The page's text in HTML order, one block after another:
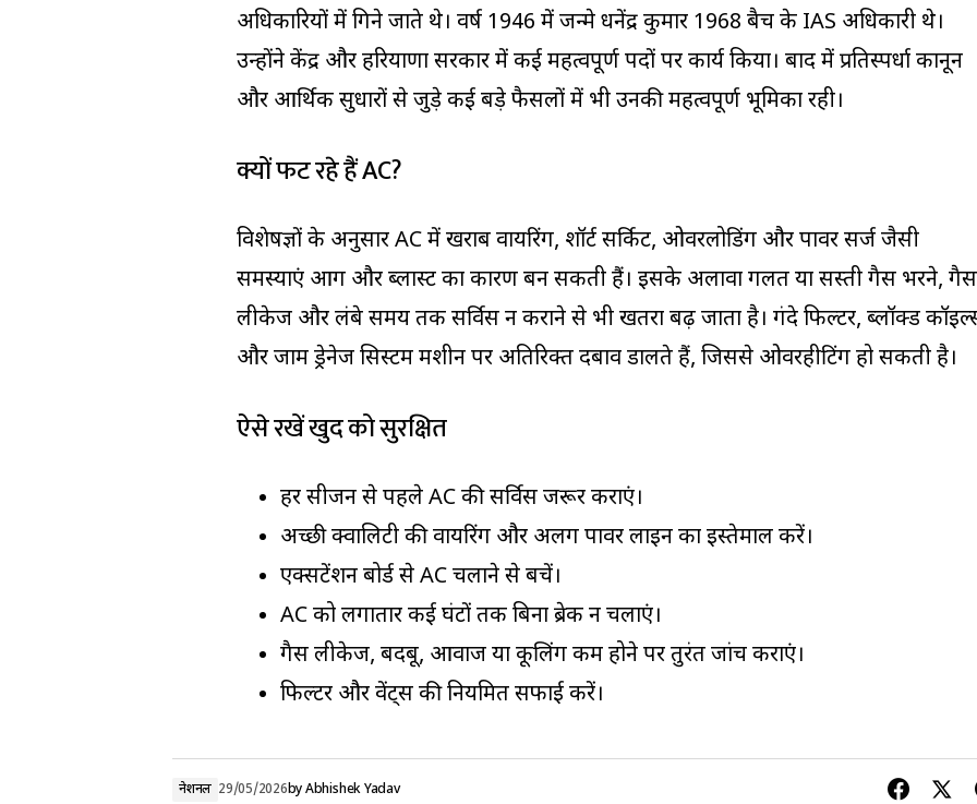
अधिकारियों में गिने जाते थे। वर्ष 1946 में जन्मे धनेंद्र कुमार 1968 बैच के IAS अधिकारी थे।
उन्होंने केंद्र और हरियाणा सरकार में कई महत्वपूर्ण पदों पर कार्य किया। बाद में प्रतिस्पर्धा कानून
और आर्थिक सुधारों से जुड़े कई बड़े फैसलों में भी उनकी महत्वपूर्ण भूमिका रही।
क्यों फट रहे हैं AC?
विशेषज्ञों के अनुसार AC में खराब वायरिंग, शॉर्ट सर्किट, ओवरलोडिंग और पावर सर्ज जैसी
समस्याएं आग और ब्लास्ट का कारण बन सकती हैं। इसके अलावा गलत या सस्ती गैस भरने, गैस
लीकेज और लंबे समय तक सर्विस न कराने से भी खतरा बढ़ जाता है। गंदे फिल्टर, ब्लॉक्ड
और जाम ड्रेनेज सिस्टम मशीन पर अतिरिक्त दबाव डालते हैं, जिससे ओवरहीटिंग हो सकती है।
ऐसे रखें खुद को सुरक्षित
हर सीजन से पहले AC की सर्विस जरूर कराएं।
अच्छी क्वालिटी की वायरिंग और अलग पावर लाइन का इस्तेमाल करें।
एक्सटेंशन बोर्ड से AC चलाने से बचें।
AC को लगातार कई घंटों तक बिना ब्रेक न चलाएं।
गैस लीकेज, बदबू, आवाज या कूलिंग कम होने पर तुरंत जांच कराएं।
फिल्टर और वेंट्स की नियमित सफाई करें।
नेशनल 29/05/2026byAbhishek Yadav